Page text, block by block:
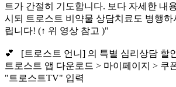
트가 간절히 기도합니다. 보다 자세한 내
시되 트로스트 비약물 상담치료도 병행하
립니다! (↑ 위 영상 참고 )"
💕 [트로스트 언니] 의 특별 심리상담 할
트로스트 앱 다운로드 > 마이페이지 > 쿠
"트로스트TV" 입력